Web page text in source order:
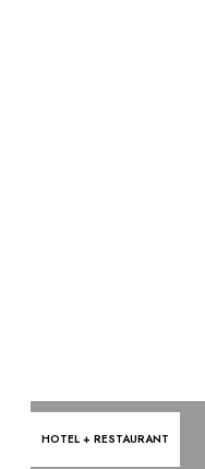
HOTEL + RESTAURANT